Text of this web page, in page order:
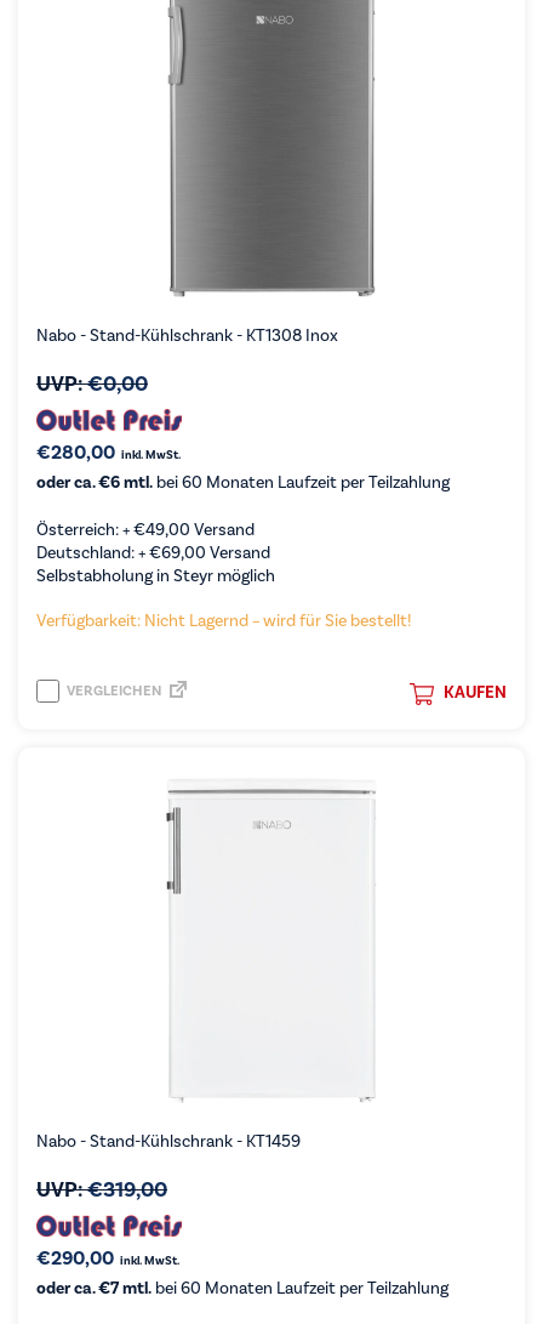
Nabo - Stand-Kühlschrank - KT1308 Inox
UVP:€0,00
€280,00 inkl. MwSt.
oder ca. €6 mtl. bei 60 Monaten Laufzeit per Teilzahlung
Österreich: +€49,00 Versand
Deutschland: +€69,00 Versand
Selbstabholung in Steyr möglich
Verfügbarkeit: Nicht Lagernd – wird für Sie bestellt!
KAUFEN
VERGLEICHEN
Nabo - Stand-Kühlschrank - KT1459
UVP:€319,00
€290,00 inkl. MwSt.
oder ca. €7 mtl. bei 60 Monaten Laufzeit per Teilzahlung